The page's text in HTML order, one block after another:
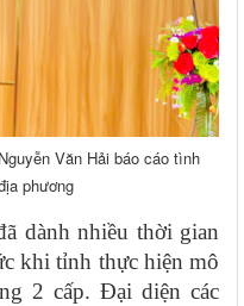
Văn Hải báo cáo tình
phương
dành nhiều thời gian
khi tỉnh thực hiện mô
2 cấp. Đại diện các